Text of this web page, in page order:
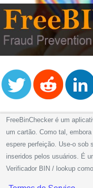
FreeBinChecker é um
um cartão. Como tal,
espere perfeição. Use-o sob
inseridos pelos usuários. É
Verificador BIN / lookup